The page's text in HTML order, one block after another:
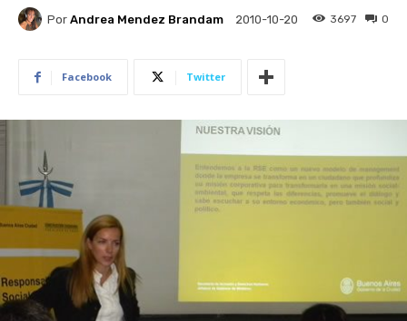
Por Andrea Mendez Brandam 2010-10-20 0
3697
Facebook Twitter